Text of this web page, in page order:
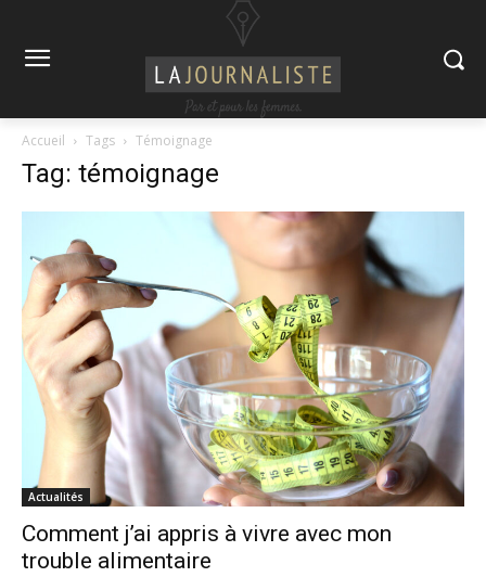
Accueil Tags Témoignage
Tag: témoignage
Actualités
Comment j’ai appris à vivre avec mon
trouble alimentaire